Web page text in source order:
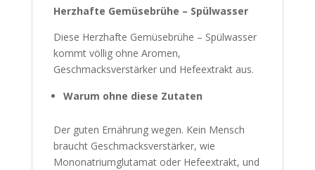
Herzhafte Gemüsebrühe – Spülwasser
Diese Herzhafte Gemüsebrühe – Spülwasser
kommt völlig ohne Aromen,
Geschmacksverstärker und Hefeextrakt aus.
Warum ohne diese Zutaten
Der guten Ernährung wegen. Kein Mensch
braucht Geschmacksverstärker, wie
Mononatriumglutamat oder Hefeextrakt, und